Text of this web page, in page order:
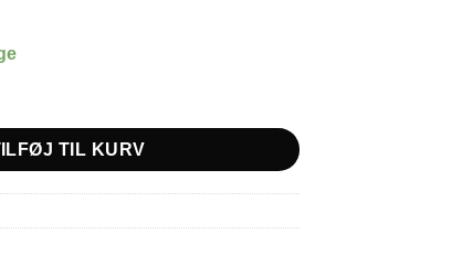
antal
TIL KURV